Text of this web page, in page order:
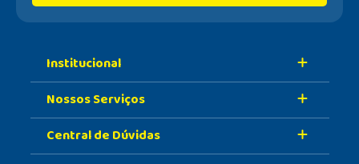
Institucional
Sobre A Nossa Drogaria
Nossa História
Nossos Serviços
Retire Na Loja
Central de Dúvidas